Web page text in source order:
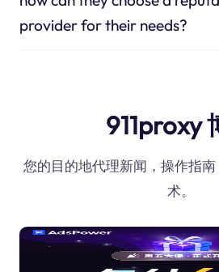
provider for their needs?
911proxy
您的目的地代理新闻，操作指
术。